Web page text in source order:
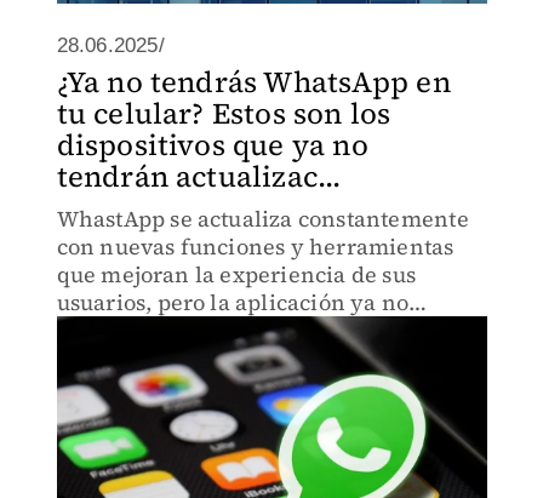
28.06.2025/
¿Ya no tendrás WhatsApp en
tu celular? Estos son los
dispositivos que ya no
tendrán actualizac...
WhastApp se actualiza constantemente
con nuevas funciones y herramientas
que mejoran la experiencia de sus
usuarios, pero la aplicación ya no
funcionara para algunos celulares